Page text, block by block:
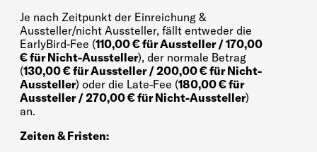
Je nach Zeitpunkt der Einreichung &
Aussteller/nicht Aussteller, fällt entweder die
EarlyBird-Fee (110,00 € für Aussteller / 170,00
€ für Nicht-Aussteller), der normale Betrag
(130,00 € für Aussteller / 200,00 € für Nicht-
Aussteller) oder die Late-Fee (180,00 € für
Aussteller / 270,00 € für Nicht-Aussteller)
an.
Zeiten & Fristen: